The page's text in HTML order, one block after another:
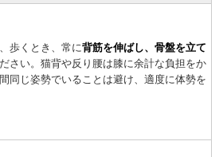
歩くとき、常に背筋を伸ばし、骨盤を立て
さい。猫背や反り腰は膝に余計な負担をか
同じ姿勢でいることは避け、適度に体勢を